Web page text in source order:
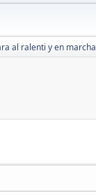
al ralenti y en marcha